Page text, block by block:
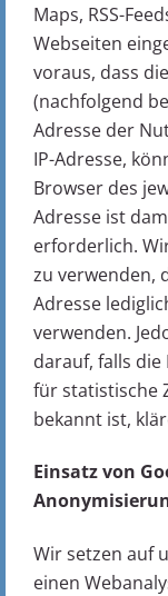
Maps, RSS-
Webseiten
voraus, dass
(nachfolgend
Adresse der
IP-Adresse,
Browser des
Adresse ist
erforderlich.
zu verwenden,
Adresse
verwenden.
darauf, falls die
für statistische
bekannt ist,
Einsatz von
Wir setzen auf
einen